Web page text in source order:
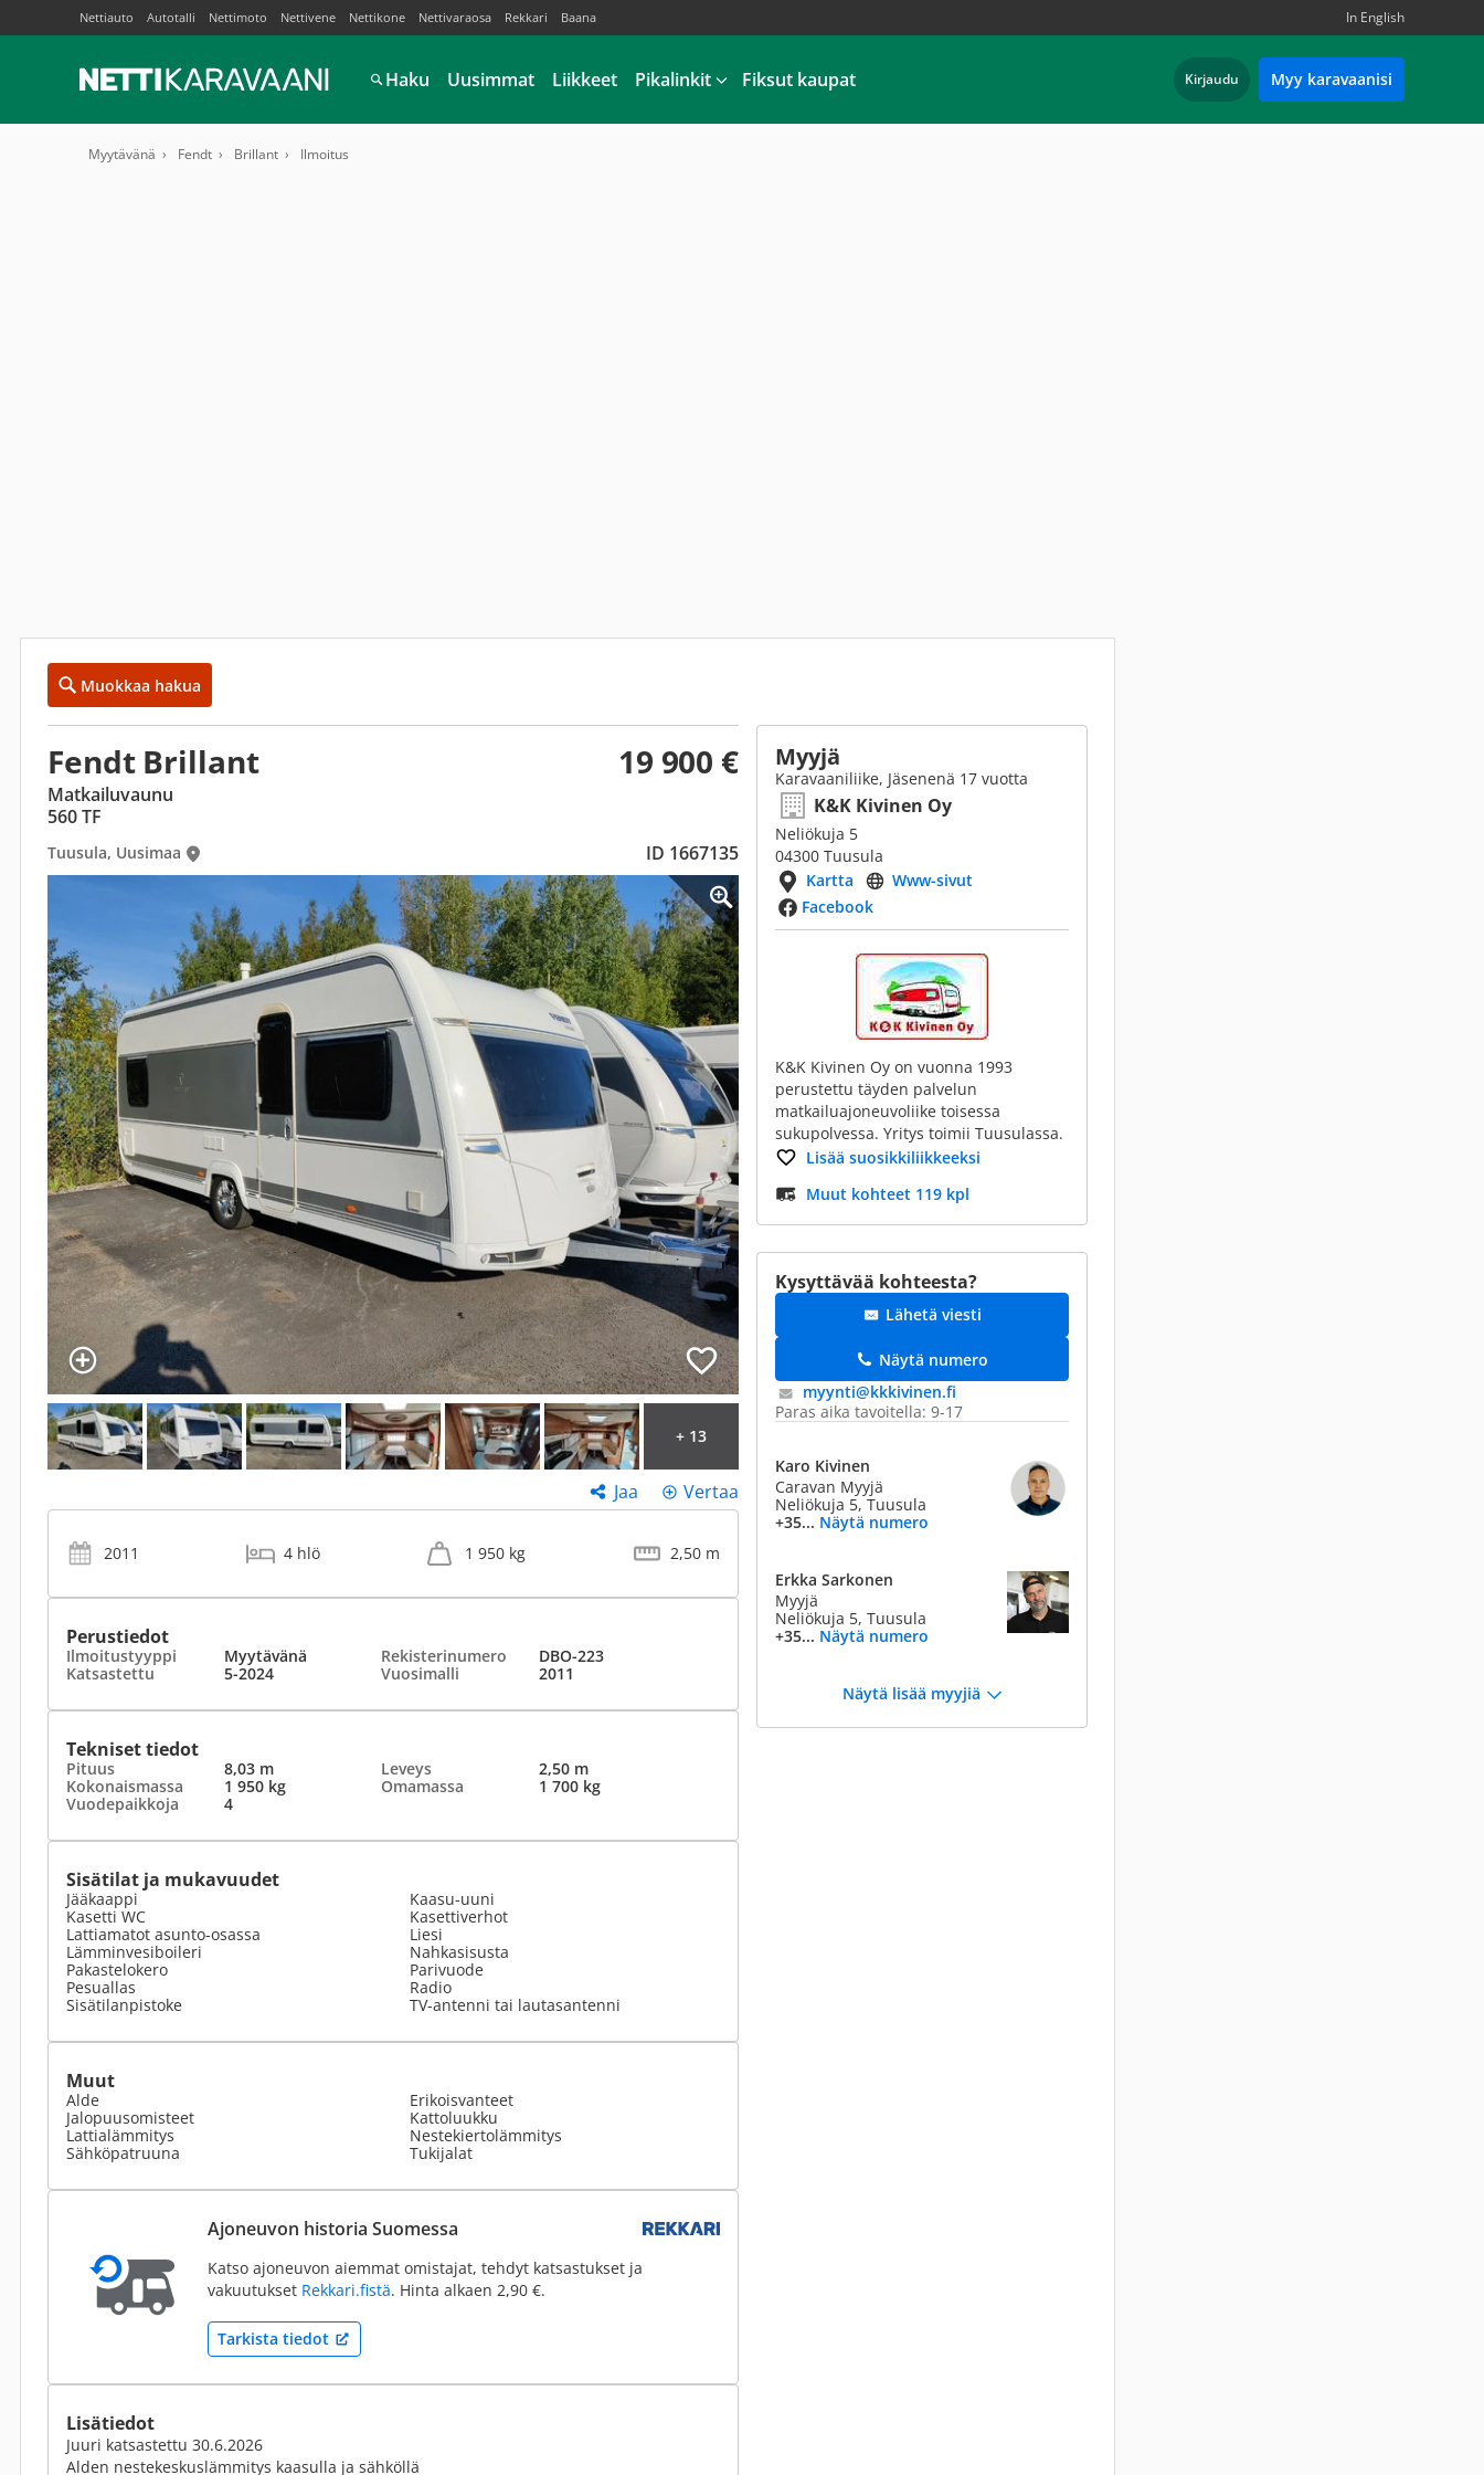
Nettiauto Autotalli Nettimoto Nettivene Nettikone Nettivaraosa Rekkari Baana In English
Haku Uusimmat Liikkeet Pikalinkit Fiksut kaupat Kirjaudu Myy karavaanisi
Myytävänä Fendt Brillant Ilmoitus
Muokkaa hakua
Fendt Brillant 19 900 €
Matkailuvaunu
560 TF
Tuusula, Uusimaa ID 1667135
+ 13
Jaa Vertaa
2011 4 hlö 1 950 kg 2,50 m
Perustiedot
Ilmoitustyyppi Myytävänä Rekisterinumero
DBO-223
Katsastettu
5-2024 Vuosimalli 2011
Tekniset tiedot
Pituus 8,03 m Leveys
2,50 m
Kokonaismassa
1 950 kg Omamassa
1 700 kg
Vuodepaikkoja
4
Sisätilat ja mukavuudet
Jääkaappi
Kasetti WC
Lattiamatot asunto-osassa
Lämminvesiboileri
Pakastelokero
Pesuallas
Sisätilanpistoke
Kaasu-uuni
Kasettiverhot
Liesi
Nahkasisusta
Parivuode
Radio
TV-antenni tai lautasantenni
Muut
Alde
Jalopuusomisteet
Lattialämmitys
Sähköpatruuna
Erikoisvanteet
Kattoluukku
Nestekiertolämmitys
Tukijalat
Ajoneuvon historia Suomessa
Katso ajoneuvon aiemmat omistajat, tehdyt katsastukset ja
vakuutukset Rekkari.fistä. Hinta alkaen 2,90 €.
Tarkista tiedot
Lisätiedot
Juuri katsastettu 30.6.2026
Alden nestekeskuslämmitys kaasulla ja sähköllä
Myyjä
Karavaaniliike, Jäsenenä 17 vuotta
K&K Kivinen Oy
Neliökuja 5
04300 Tuusula
Kartta
Www-sivut
Facebook
K&K Kivinen Oy on vuonna 1993
perustettu täyden palvelun
matkailuajoneuvoliike toisessa
sukupolvessa. Yritys toimii Tuusulassa.
Lisää suosikkiliikkeeksi
Muut kohteet 119 kpl
Kysyttävää kohteesta?
Lähetä viesti
Näytä numero
myynti@​kkkivinen.fi
Paras aika tavoitella: 9-17
Karo Kivinen
Caravan Myyjä
Neliökuja 5, Tuusula
+35... Näytä numero
Erkka Sarkonen
Myyjä
Neliökuja 5, Tuusula
+35... Näytä numero
Näytä lisää myyjiä